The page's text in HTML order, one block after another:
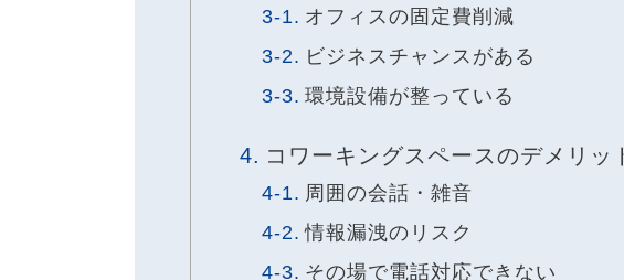
オフィスの固定費削減
ビジネスチャンスがある
環境設備が整っている
コワーキングスペースのデメリッ
周囲の会話・雑音
情報漏洩のリスク
その場で電話対応できない